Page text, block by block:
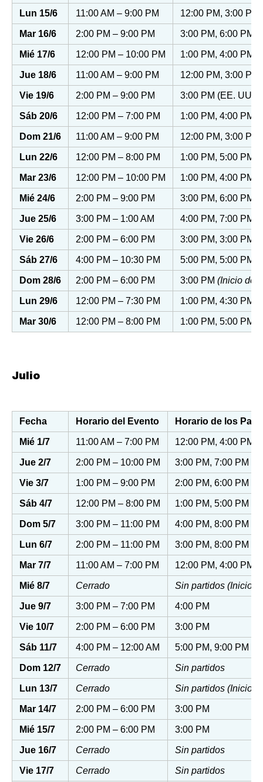
Lun 15/6 11:00 AM – 9:00 PM 12:00 PM, 3:00
Mar 16/6 2:00 PM – 9:00 PM 3:00 PM, 6:00 PM
Mié 17/6 12:00 PM – 10:00 PM 1:00 PM, 4:00 PM,
Jue 18/6 11:00 AM – 9:00 PM 12:00 PM, 3:00
Vie 19/6 2:00 PM – 9:00 PM 3:00 PM (EE. UU.),
Sáb 20/6 12:00 PM – 7:00 PM 1:00 PM, 4:00 PM
Dom 21/6 11:00 AM – 9:00 PM 12:00 PM, 3:00
Lun 22/6 12:00 PM – 8:00 PM 1:00 PM, 5:00 PM
Mar 23/6 12:00 PM – 10:00 PM 1:00 PM, 4:00 PM,
Mié 24/6 2:00 PM – 9:00 PM 3:00 PM, 6:00 PM,
Jue 25/6 3:00 PM – 1:00 AM 4:00 PM, 7:00 PM,
Vie 26/6 2:00 PM – 6:00 PM 3:00 PM, 3:00 PM
Sáb 27/6 4:00 PM – 10:30 PM 5:00 PM, 5:00 PM,
Dom 28/6 2:00 PM – 6:00 PM 3:00 PM (Inicio de
Lun 29/6 12:00 PM – 7:30 PM 1:00 PM, 4:30 PM
Mar 30/6 12:00 PM – 8:00 PM 1:00 PM, 5:00 PM
Julio
Fecha Horario del Evento Horario de los
Mié 1/7 11:00 AM – 7:00 PM 12:00 PM, 4:00 PM
Jue 2/7 2:00 PM – 10:00 PM 3:00 PM, 7:00 PM
Vie 3/7 1:00 PM – 9:00 PM 2:00 PM, 6:00 PM
Sáb 4/7 12:00 PM – 8:00 PM 1:00 PM, 5:00 PM
Dom 5/7 3:00 PM – 11:00 PM 4:00 PM, 8:00 PM
Lun 6/7 2:00 PM – 11:00 PM 3:00 PM, 8:00 PM
Mar 7/7 11:00 AM – 7:00 PM 12:00 PM, 4:00 PM
Mié 8/7 Cerrado Sin partidos (Inicio
Jue 9/7 3:00 PM – 7:00 PM 4:00 PM
Vie 10/7 2:00 PM – 6:00 PM 3:00 PM
Sáb 11/7 4:00 PM – 12:00 AM 5:00 PM, 9:00 PM
Dom 12/7 Cerrado Sin partidos
Lun 13/7 Cerrado Sin partidos (Inicio
Mar 14/7 2:00 PM – 6:00 PM 3:00 PM
Mié 15/7 2:00 PM – 6:00 PM 3:00 PM
Jue 16/7 Cerrado Sin partidos
Vie 17/7 Cerrado Sin partidos